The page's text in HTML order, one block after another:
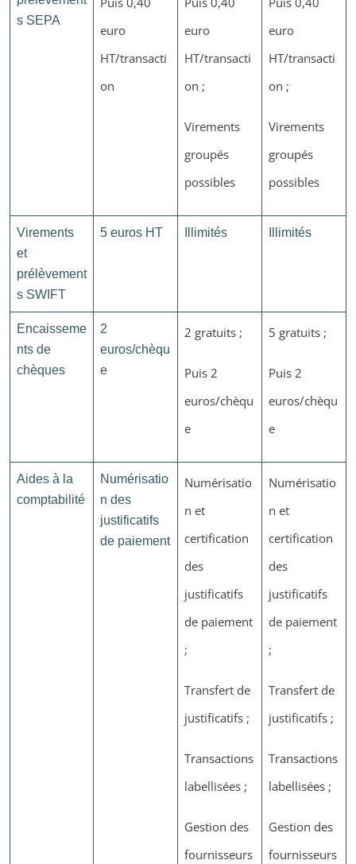
s SEPA
euro
HT/transacti
on
euro
HT/transacti
on ;
Virements
groupés
possibles
euro
HT/transacti
on ;
Virements
groupés
possibles
Virements
et
prélèvement
s SWIFT
5 euros HT Illimités Illimités
Encaisseme
nts de
chèques
2
euros/chèqu
e
2 gratuits ;
Puis 2
euros/chèqu
e
5 gratuits ;
Puis 2
euros/chèqu
e
Aides à la
comptabilité
Numérisatio
n des
justificatifs
de paiement
Numérisatio
n et
certification
des
justificatifs
de paiement
;
Transfert de
justificatifs ;
Transactions
labellisées ;
Gestion des
fournisseurs
Numérisatio
n et
certification
des
justificatifs
de paiement
;
Transfert de
justificatifs ;
Transactions
labellisées ;
Gestion des
fournisseurs